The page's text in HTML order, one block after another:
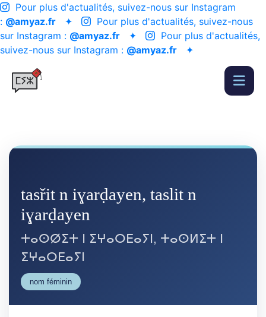
Pour plus d'actualités, suivez-nous sur Instagram
: @amyaz.fr ✦
Pour plus d'actualités, suivez-nous
sur Instagram : @amyaz.fr ✦
Pour plus d'actualités,
suivez-nous sur Instagram : @amyaz.fr ✦
tasřit n iɣarḍayen, taslit n
iɣarḍayen
ⵜⴰⵙⵁⵉⵜ ⵏ ⵉⵖⴰⵔⴹⴰⵢⵏ, ⵜⴰⵙⵍⵉⵜ ⵏ
ⵉⵖⴰⵔⴹⴰⵢⵏ
nom féminin